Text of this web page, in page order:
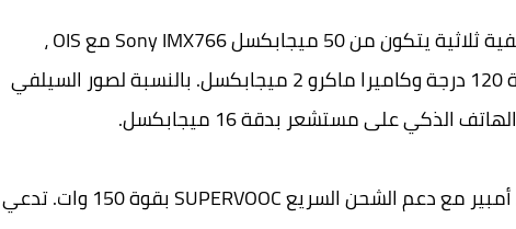
- يأتي هاتف OnePlus 10T بنظام كاميرا خلفية ثلاثية يتكون من 50 ميجابكسل Sony IMX766 مع OIS ،
وكاميرا عريضة 8 ميجابكسل مع FOV بزاوية 120 درجة وكاميرا ماكرو 2 ميجابكسل. بالنسبة لصور السيلفي
الذكي على مستشعر بدقة 16 ميجابكسل.
- الهاتف مدعوم ببطارية بقوة 4800 مللي أمبير مع دعم الشحن السريع SUPERVOOC بقوة 150 وات. تدعي